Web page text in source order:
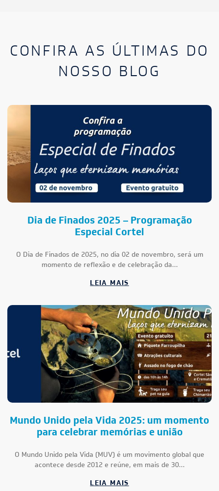
CONFIRA AS ÚLTIMAS DO
NOSSO BLOG
Dia de Finados 2025 – Programação
Especial Cortel
O Dia de Finados de 2025, no dia 02 de novembro, será um
momento de reflexão e de celebração da...
LEIA MAIS
Mundo Unido pela Vida 2025: um momento
para celebrar memórias e união
O Mundo Unido pela Vida (MUV) é um movimento global que
acontece desde 2012 e reúne, em mais de 30...
LEIA MAIS